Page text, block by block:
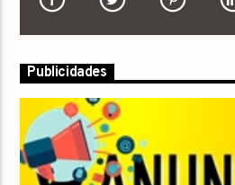
NO AR
Top Bilboard
14:00 17:00
Publicidades